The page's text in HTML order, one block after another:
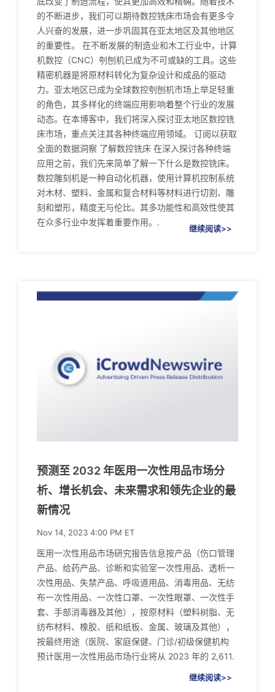
的不断进步，我们可以期待数控铣床市场会有更多令
人兴奋的发展，进一步巩固其在亚太地区及其他地区
的重要性。 在不断发展的制造业和木工行业中，计算
机数控（CNC）刳刨机已成为不可或缺的工具。这些
精密机器是将原材料转化为复杂设计和成品的驱动
力。亚太地区已成为全球数控刳刨机市场上举足轻重
的角色，其多样化的终端应用影响着整个行业的发展
动态。在本博客中，我们将深入探讨亚太地区数控铣
床市场，重点关注其各种终端应用领域。 订阅以获取
全面的数据洞察 了解数控铣床 在深入探讨各种终端
应用之前，我们先来简单了解一下什么是数控铣床。
数控雕刻机是一种自动化机器，使用计算机控制系统
对木材、塑料、金属和复合材料等材料进行切割、雕
刻和塑形，精度无与伦比。其多功能性和高效性使其
在众多行业中发挥着重要作用。.
继续阅读>>
预测至 2032 年医用一次性用品市场分
析、增长机会、未来需求和领先企业的最
新情况
Nov 14, 2023 4:00 PM ET
医用一次性用品市场研究报告信息按产品（伤口管理
产品、给药产品、诊断和实验室一次性用品、透析一
次性用品、失禁产品、呼吸道用品、消毒用品、无纺
布一次性用品、一次性口罩、一次性眼罩、一次性手
套、手部消毒器及其他），按原材料（塑料树脂、无
纺布材料、橡胶、纸和纸板、金属、玻璃及其他），
按最终用途（医院、家庭保健、门诊/初级保健机构
预计医用一次性用品市场行业将从 2023 年的 2,611.
继续阅读>>